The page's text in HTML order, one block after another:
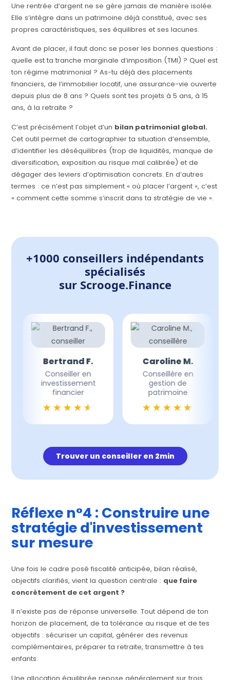
Une rentrée d’argent ne se gère jamais de manière isolée.
Elle s’intègre dans un patrimoine déjà constitué, avec ses
propres caractéristiques, ses équilibres et ses lacunes.
Avant de placer, il faut donc se poser les bonnes questions :
quelle est ta tranche marginale d’imposition (TMI) ? Quel est
ton régime matrimonial ? As-tu déjà des placements
financiers, de l’immobilier locatif, une assurance-vie ouverte
depuis plus de 8 ans ? Quels sont tes projets à 5 ans, à 15
ans, à la retraite ?
C’est précisément l’objet d’un bilan patrimonial global.
Cet outil permet de cartographier ta situation d’ensemble,
d’identifier les déséquilibres (trop de liquidités, manque de
diversification, exposition au risque mal calibrée) et de
dégager des leviers d’optimisation concrets. En d’autres
termes : ce n’est pas simplement « où placer l’argent », c’est
« comment cette somme s’inscrit dans ta stratégie de vie ».
+1000 conseillers indépendants
spécialisés
sur Scrooge.Finance
Bertrand F.
Conseiller en
investissement
financier
Caroline M.
Conseillère en
gestion de
patrimoine
Trouver un conseiller en 2min
Réflexe n°4 : Construire une
stratégie d'investissement
sur mesure
Une fois le cadre posé fiscalité anticipée, bilan réalisé,
objectifs clarifiés, vient la question centrale : que faire
concrètement de cet argent ?
Il n’existe pas de réponse universelle. Tout dépend de ton
horizon de placement, de ta tolérance au risque et de tes
objectifs : sécuriser un capital, générer des revenus
complémentaires, préparer ta retraite, transmettre à tes
enfants.